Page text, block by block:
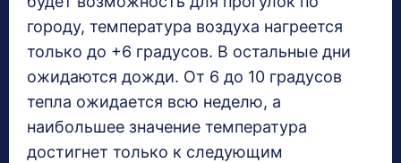
городу, температура воздуха нагреется
только до +6 градусов. В остальные дни
ожидаются дожди. От 6 до 10 градусов
тепла ожидается всю неделю, а
наибольшее значение температура
достигнет только к следующим